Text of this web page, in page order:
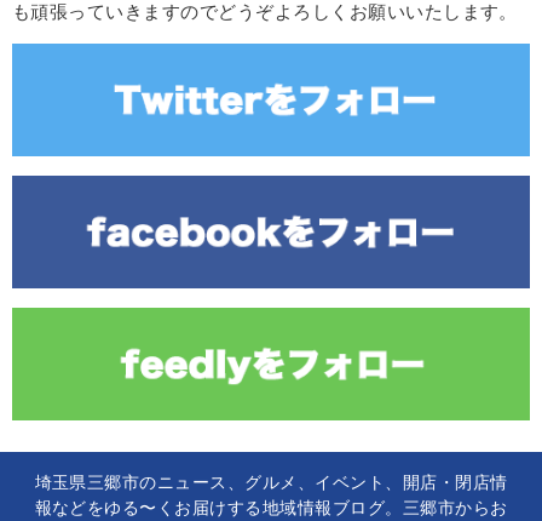
も頑張っていきますのでどうぞよろしくお願いいたします。
埼玉県三郷市のニュース、グルメ、イベント、開店・閉店情
報などをゆる〜くお届けする地域情報ブログ。三郷市からお